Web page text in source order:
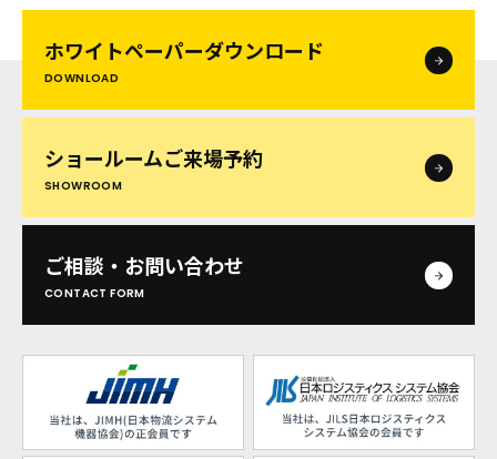
ホワイトペーパーダウンロード
DOWNLOAD
ショールームご来場予約
SHOWROOM
ご相談・お問い合わせ
CONTACT FORM